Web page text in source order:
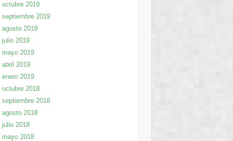
octubre 2019
septiembre 2019
agosto 2019
julio 2019
mayo 2019
abril 2019
enero 2019
octubre 2018
septiembre 2018
agosto 2018
julio 2018
mayo 2018